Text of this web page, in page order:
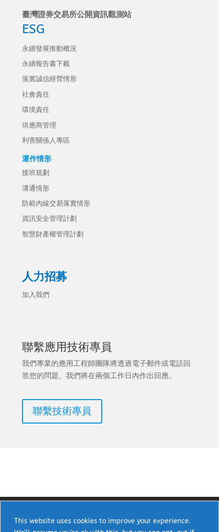
This website uses cookies to improve your experience.
臺灣證券交易所公開資訊觀測站
ESG
永續發展推動概況
永續報告書下載
落實誠信經營情形
社會責任
環境責任
供應商管理
利害關係人專區
運作情形
接班規劃
溝通情形
防範內線交易落實情形
資訊安全管理計劃
智慧財產權管理計劃
人力招募
加入我們
聯繫應用技術專員
我們專業的應用工程師團隊將透過電子郵件或電話回
答您的問題。我們將在兩個工作日內作出回應。
聯繫技術專員